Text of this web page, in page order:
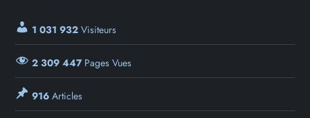
1 031 932 Visiteurs
2 309 447Pages Vues
916 Articles